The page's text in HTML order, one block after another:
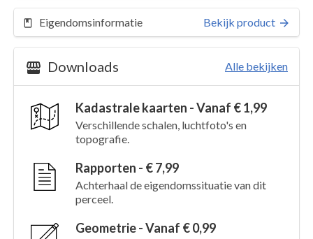
Eigendomsinformatie Bekijk product
Downloads Alle bekijken
Kadastrale kaarten - Vanaf € 1,99
Verschillende schalen, luchtfoto's en
topografie.
Rapporten - € 7,99
Achterhaal de eigendomssituatie van dit
perceel.
Geometrie - Vanaf € 0,99